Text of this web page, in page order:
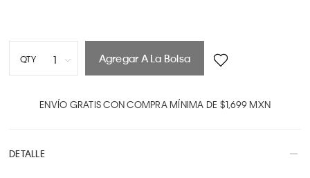
QTY 1
5
Agregar A La Bolsa
ENVÍO GRATIS CON COMPRA MÍNIMA DE $1,699 MXN
DETALLE